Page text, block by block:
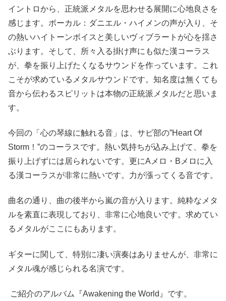
イントロから、正統派メタルを思わせる展開に心地良さを
感じます。ボーカル：ダニエル・ハイメンの声が入り、そ
の熱いハイトーンボイスと美しいヴィブラートが心を揺さ
ぶります。そして、所々入る掛け声にも似た漢コーラス
が、拳を振り上げたくなるサウンドを作っています。これ
こそが求めているメタルサウンドです。知名度は無くても
音から伝わるスピリットは本物の正統派メタルだと思いま
す。
今回の「心の琴線に触れる音」は、サビ部の”Heart Of
Storm！”のコーラスです。熱い気持ちが込み上げて、拳を
振り上げずには居られないです。更にAメロ・Bメロに入
る漢コーラスが非常に熱いです。力が漲ってくる音です。
曲名の通り、曲の後半から嵐の音が入ります。純粋なメタ
ルを素直に表現しており、非常に心地良いです。求めてい
るメタルがここにもあります。
ギターに関して、特別に凄い演奏はありませんが、非常に
メタル魂が感じられる名演です。
ご紹介のアルバム『Awakening the World』です。